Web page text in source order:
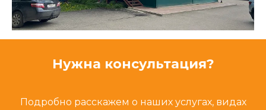
Нужна консультация?
Подробно расскажем о наших услугах, видах